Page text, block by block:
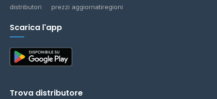
distributori prezzi aggiornatiregioni
Scarica l'app
Trova distributore